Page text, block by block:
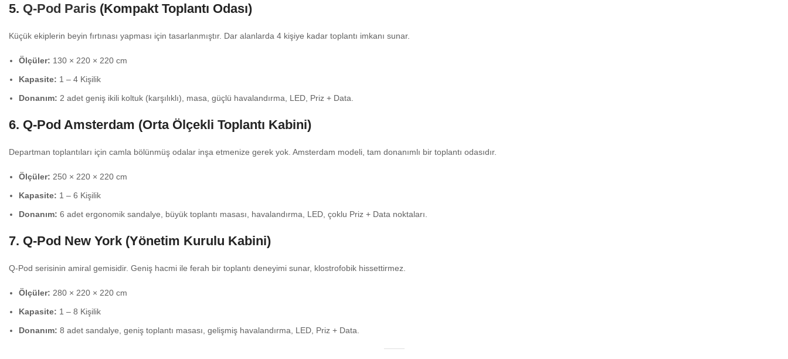
5. Q-Pod Paris (Kompakt Toplantı Odası)
Küçük ekiplerin beyin fırtınası yapması için tasarlanmıştır. Dar alanlarda 4 kişiye kadar toplantı imkanı sunar.
Ölçüler: 130 × 220 × 220 cm
Kapasite: 1 – 4 Kişilik
Donanım: 2 adet geniş ikili koltuk (karşılıklı), masa, güçlü havalandırma, LED, Priz + Data.
6. Q-Pod Amsterdam (Orta Ölçekli Toplantı Kabini)
Departman toplantıları için camla bölünmüş odalar inşa etmenize gerek yok. Amsterdam modeli, tam donanımlı bir toplantı odasıdır.
Ölçüler: 250 × 220 × 220 cm
Kapasite: 1 – 6 Kişilik
Donanım: 6 adet ergonomik sandalye, büyük toplantı masası, havalandırma, LED, çoklu Priz + Data noktaları.
7. Q-Pod New York (Yönetim Kurulu Kabini)
Q-Pod serisinin amiral gemisidir. Geniş hacmi ile ferah bir toplantı deneyimi sunar, klostrofobik hissettirmez.
Ölçüler: 280 × 220 × 220 cm
Kapasite: 1 – 8 Kişilik
Donanım: 8 adet sandalye, geniş toplantı masası, gelişmiş havalandırma, LED, Priz + Data.